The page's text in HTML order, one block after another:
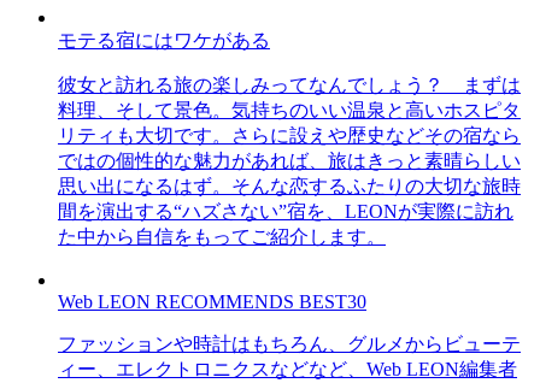
モテる宿にはワケがある
彼女と訪れる旅の楽しみってなんでしょう？ まずは
料理、そして景色。気持ちのいい温泉と高いホスピタ
リティも大切です。さらに設えや歴史などその宿なら
ではの個性的な魅力があれば、旅はきっと素晴らしい
思い出になるはず。そんな恋するふたりの大切な旅時
間を演出する“ハズさない”宿を、LEONが実際に訪れ
た中から自信をもってご紹介します。
Web LEON RECOMMENDS BEST30
ファッションや時計はもちろん、グルメからビューテ
ィー、エレクトロニクスなどなど、Web LEON編集者